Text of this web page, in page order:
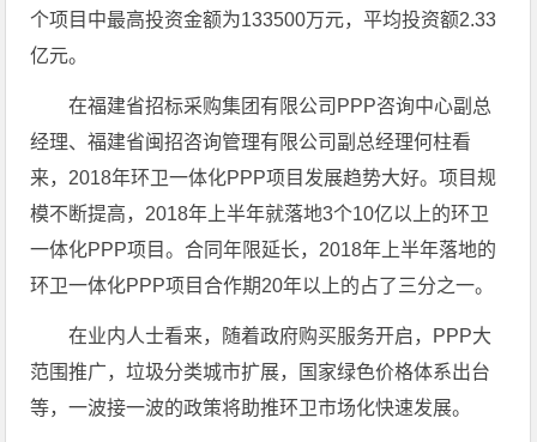
个项目中最高投资金额为133500万元，平均投资额2.33
亿元。
在福建省招标采购集团有限公司PPP咨询中心副总
经理、福建省闽招咨询管理有限公司副总经理何柱看
来，2018年环卫一体化PPP项目发展趋势大好。项目规
模不断提高，2018年上半年就落地3个10亿以上的环卫
一体化PPP项目。合同年限延长，2018年上半年落地的
环卫一体化PPP项目合作期20年以上的占了三分之一。
在业内人士看来，随着政府购买服务开启，PPP大
范围推广，垃圾分类城市扩展，国家绿色价格体系出台
等，一波接一波的政策将助推环卫市场化快速发展。